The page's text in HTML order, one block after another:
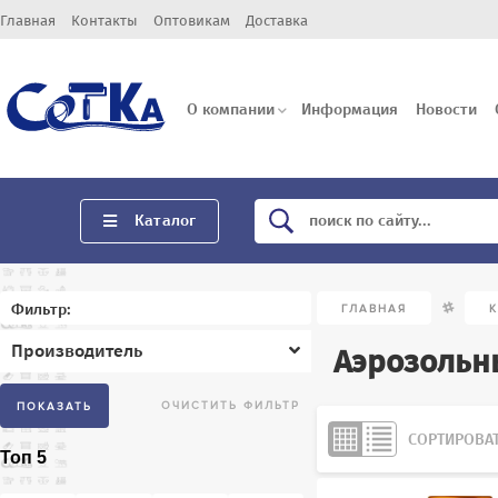
Главная Контакты Оптовикам Доставка
О компании Информация Новости
Каталог
Фильтр:
Производитель
Топ 5
ГЛАВНАЯ /